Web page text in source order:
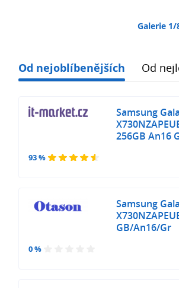
Galerie 1/
Od nejoblíbenějších Od
93 %
Samsung
256GB An16
0 %
Samsung
GB/An16/Gr